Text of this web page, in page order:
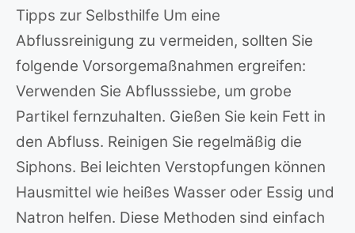
Tipps zur Selbsthilfe Um eine
Abflussreinigung zu vermeiden, sollten Sie
folgende Vorsorgemaßnahmen ergreifen:
Verwenden Sie Abflusssiebe, um grobe
Partikel fernzuhalten. Gießen Sie kein Fett in
den Abfluss. Reinigen Sie regelmäßig die
Siphons. Bei leichten Verstopfungen können
Hausmittel wie heißes Wasser oder Essig und
Natron helfen. Diese Methoden sind einfach